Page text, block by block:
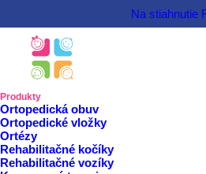
Na stiahnutie
Produkty
Ortopedická obuv
Ortopedické vložky
Ortézy
Rehabilitačné kočíky
Rehabilitačné vozíky
Domov
Pomôcky na